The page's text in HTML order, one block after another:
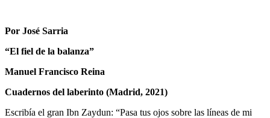
Por José Sarria
“El fiel de la balanza”
Manuel Francisco Reina
Cuadernos del laberinto (Madrid, 2021)
Escribía el gran Ibn Zaydun: “Pasa tus ojos sobre las líneas de mi